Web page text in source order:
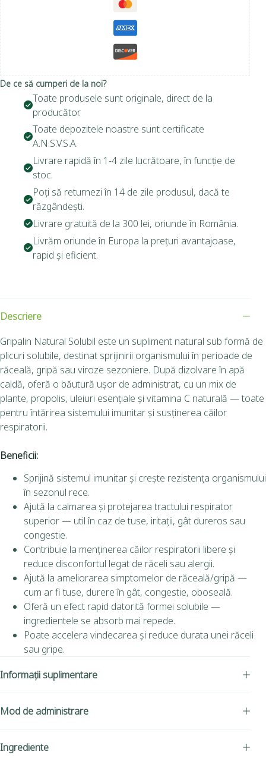
De ce să cumperi de la noi?
Toate produsele sunt originale, direct de la
producător.
Toate depozitele noastre sunt certificate
A.N.S.V.S.A.
Livrare rapidă în 1-4 zile lucrătoare, în funcție de
stoc.
Poți să returnezi în 14 de zile produsul, dacă te
răzgândești.
Livrare gratuită de la 300 lei, oriunde în România.
Livrăm oriunde în Europa la prețuri avantajoase,
rapid și eficient.
Descriere
Gripalin Natural Solubil este un supliment natural sub formă de
plicuri solubile, destinat sprijinirii organismului în perioade de
răceală, gripă sau viroze sezoniere. După dizolvare în apă
caldă, oferă o băutură ușor de administrat, cu un mix de
plante, propolis, uleiuri esențiale și vitamina C naturală — toate
pentru întărirea sistemului imunitar și susținerea căilor
respiratorii.
Beneficii:
Sprijină sistemul imunitar și crește rezistența organismului
în sezonul rece.
Ajută la calmarea și protejarea tractului respirator
superior — util în caz de tuse, iritații, gât dureros sau
congestie.
Contribuie la menținerea căilor respiratorii libere și
reduce disconfortul legat de răceli sau alergii.
Ajută la ameliorarea simptomelor de răceală/gripă —
cum ar fi tuse, durere în gât, congestie, oboseală.
Oferă un efect rapid datorită formei solubile —
ingredientele se absorb mai repede.
Poate accelera vindecarea și reduce durata unei răceli
sau gripe.
Informații suplimentare
Mod de administrare
Ingrediente